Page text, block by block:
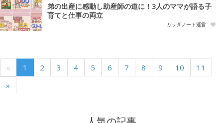
弟の出産に感動し助産師の道に！3人のママが語る子
育てと仕事の両立
カラダノート運営
« 1 2 3 4 5 6 7 8 9 10
11
»